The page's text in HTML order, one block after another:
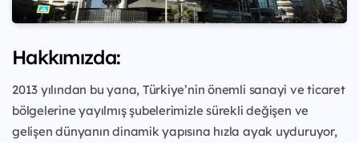
Hakkımızda:
2013 yılından bu yana, Türkiye’nin önemli sanayi ve ticaret
bölgelerine yayılmış şubelerimizle sürekli değişen ve
gelişen dünyanın dinamik yapısına hızla ayak uyduruyor,